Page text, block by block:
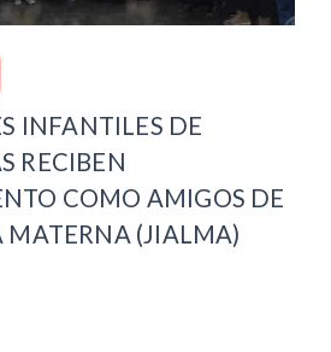
INFANTILES DE
RECIBEN
COMO AMIGOS DE
MATERNA (JIALMA)